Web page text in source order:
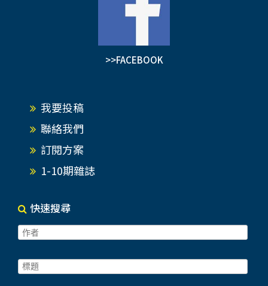
>>FACEBOOK
我要投稿
聯絡我們
訂閱方案
1-10期雜誌
快速搜尋